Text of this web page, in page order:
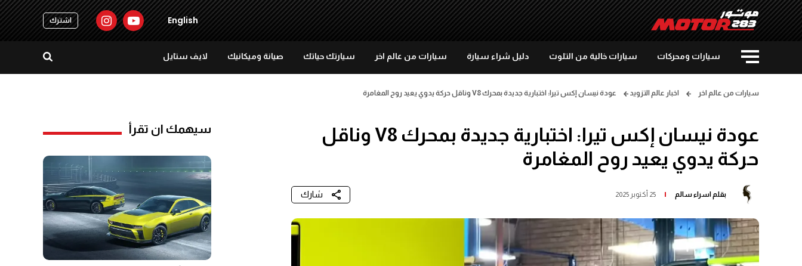
English اشترك
سيارات ومحركات سيارات خالية من التلوث دليل شراء سيارة سيارات من عالم اخر سيارتك حياتك صيانة وميكانيك لايف ستايل
سيارات من عالم اخر اخبار عالم التزويد عودة نيسان إكس تيرا: اختبارية جديدة بمحرك V8 وناقل حركة يدوي يعيد روح المغامرة
عودة نيسان إكس تيرا: اختبارية جديدة بمحرك V8 وناقل
حركة يدوي يعيد روح المغامرة
بقلم اسراء سالم 25 أكتوبر 2025 شارك
سيهمك ان تقرأ